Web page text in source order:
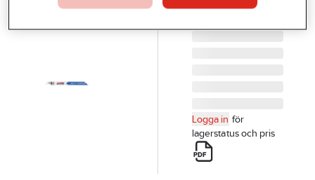
Serviceverkstad
Företagsprofilering
LENOX
Logga in för
lagerstatus och pris